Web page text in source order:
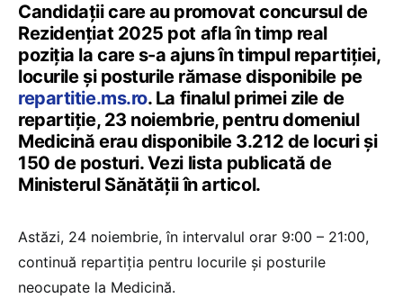
Candidații care au promovat concursul de
Rezidențiat 2025 pot afla în timp real
poziția la care s-a ajuns în timpul repartiției,
locurile și posturile rămase disponibile pe
repartitie.ms.ro. La finalul primei zile de
repartiție, 23 noiembrie, pentru domeniul
Medicină erau disponibile 3.212 de locuri și
150 de posturi. Vezi lista publicată de
Ministerul Sănătății în articol.
Astăzi, 24 noiembrie, în intervalul orar 9:00 – 21:00,
continuă repartiția pentru locurile și posturile
neocupate la Medicină.